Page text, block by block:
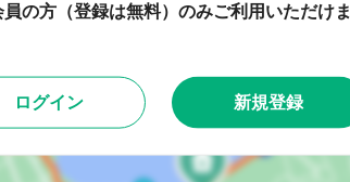
員の方（登録は無料）のみご利用いただけま
ログイン 新規登録